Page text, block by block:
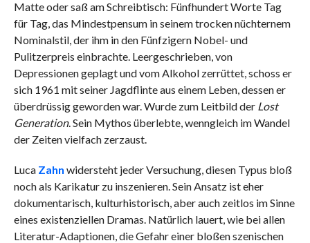
Matte oder saß am Schreibtisch: Fünfhundert Worte Tag
für Tag, das Mindestpensum in seinem trocken nüchternem
Nominalstil, der ihm in den Fünfzigern Nobel- und
Pulitzerpreis einbrachte. Leergeschrieben, von
Depressionen geplagt und vom Alkohol zerrüttet, schoss er
sich 1961 mit seiner Jagdflinte aus einem Leben, dessen er
überdrüssig geworden war. Wurde zum Leitbild der Lost
Generation. Sein Mythos überlebte, wenngleich im Wandel
der Zeiten vielfach zerzaust.
Luca Zahn widersteht jeder Versuchung, diesen Typus bloß
noch als Karikatur zu inszenieren. Sein Ansatz ist eher
dokumentarisch, kulturhistorisch, aber auch zeitlos im Sinne
eines existenziellen Dramas. Natürlich lauert, wie bei allen
Literatur-Adaptionen, die Gefahr einer bloßen szenischen